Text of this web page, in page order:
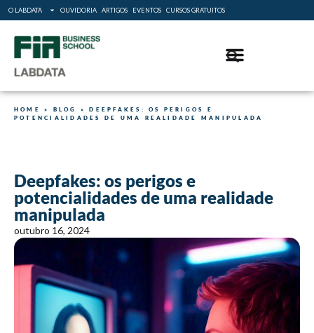
O LABDATA OUVIDORIA ARTIGOS EVENTOS CURSOS GRATUITOS
HOME » BLOG »DEEPFAKES: OS PERIGOS E
POTENCIALIDADES DE UMA REALIDADE MANIPULADA
Deepfakes: os perigos e
potencialidades de uma realidade
manipulada
outubro 16, 2024